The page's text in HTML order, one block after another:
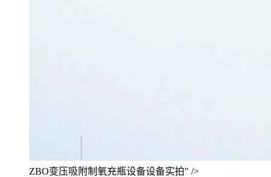
ZBO变压吸附制氧充瓶设备设备实拍" />